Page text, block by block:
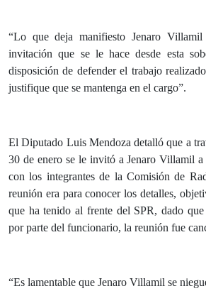
“Lo que deja manifiesto Jenaro
invitación que se le hace desde esta
disposición de defender el trabajo
justifique que se mantenga en el cargo”.
El Diputado Luis Mendoza detalló que a
30 de enero se le invitó a Jenaro Villamil
con los integrantes de la Comisión de
reunión era para conocer los detalles,
que ha tenido al frente del SPR, dado
por parte del funcionario, la reunión fue
“Es lamentable que Jenaro Villamil se